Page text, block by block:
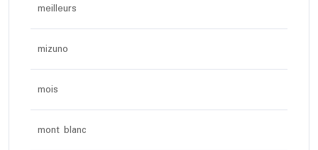
meilleurs
mizuno
mois
mont blanc